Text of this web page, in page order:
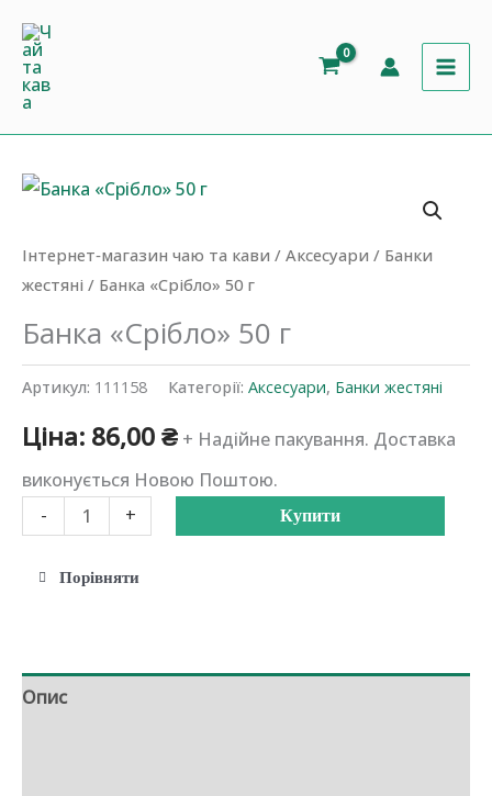
вмісту
Інтернет‐магазин чаю та кави / Аксесуари / Банки
жестяні / Банка «Срібло» 50 г
Банка «Срібло» 50 г
Артикул: 111158 Категорії: Аксесуари, Банки жестяні
Ціна: 86,00₴ + Надійне пакування. Доставка
виконується Новою Поштою.
-
Банка
«Срібло»
50
+ Купити
Порівняти
Опис
50
г
кількість